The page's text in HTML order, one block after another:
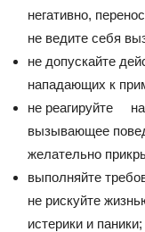
негативно,
не ведите себя
не допускайте
нападающих к
не реагируйте
вызывающее
желательно
выполняйте
не рискуйте
истерики и паники;